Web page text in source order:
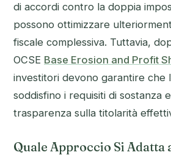
di accordi contro la doppia
possono ottimizzare
fiscale complessiva. Tuttavia,
OCSE Base Erosion and Profit
investitori devono garantire
soddisfino i requisiti di sostanza
trasparenza sulla titolarità
Quale Approccio Si Adatta